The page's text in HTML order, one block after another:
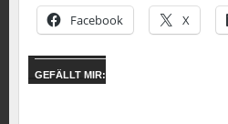
Facebook X
GEFÄLLT MIR: